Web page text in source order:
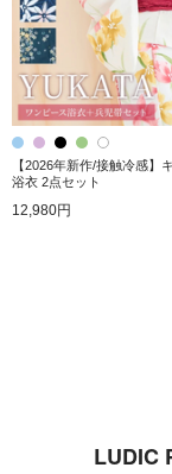
【2026年新作/接触冷感】
浴衣 2点セット
12,980円
LUDIC